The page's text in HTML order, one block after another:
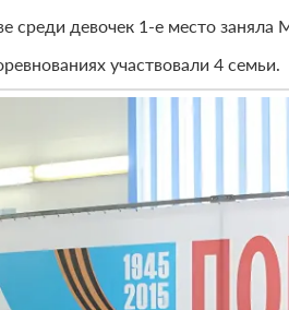
среди девочек 1-е место заняла
участвовали 4 семьи.